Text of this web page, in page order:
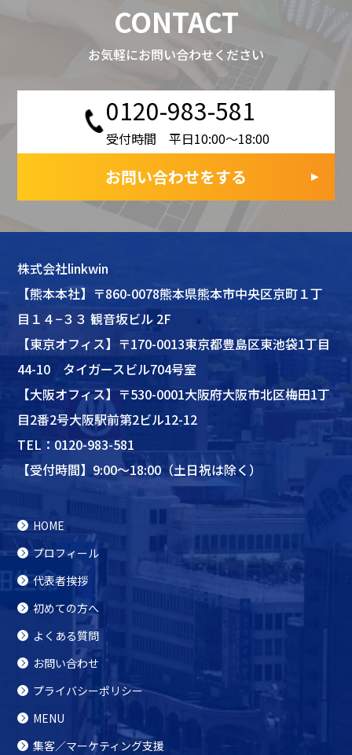
CONTACT
お気軽にお問い合わせください
0120-983-581
受付時間 平日10:00〜18:00
お問い合わせをする
株式会社linkwin
【熊本本社】〒860-0078熊本県熊本市中央区京町１丁
目１４−３３ 観音坂ビル 2F
【東京オフィス】〒170-0013東京都豊島区東池袋1丁目
44-10 タイガースビル704号室
【大阪オフィス】〒530-0001大阪府大阪市北区梅田1丁
目2番2号大阪駅前第2ビル12-12
TEL： 0120-983-581
【受付時間】9:00～18:00（土日祝は除く）
HOME
プロフィール
代表者挨拶
初めての方へ
よくある質問
お問い合わせ
プライバシーポリシー
MENU
集客／マーケティング支援